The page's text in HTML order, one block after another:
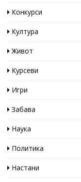
Конкурси
Култура
Живот
Курсеви
Игри
Забава
Наука
Политика
Настани